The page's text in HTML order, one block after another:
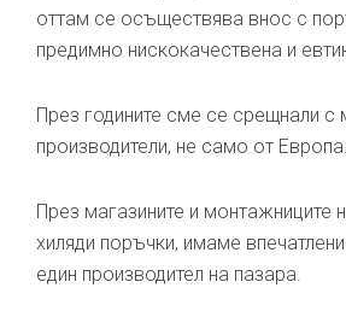
оттам се осъществява внос с
предимно нискокачествена и
През годините сме се срещнали с
производители, не само от Европа.
През магазините и монтажниците
хиляди поръчки, имаме
един производител на пазара.